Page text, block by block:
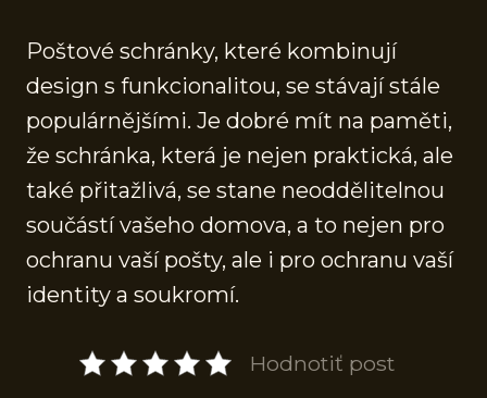
Poštové schránky, které kombinují
design s funkcionalitou, se stávají stále
populárnějšími. Je dobré mít na paměti,
že schránka, která je nejen praktická, ale
také přitažlivá, se stane neoddělitelnou
součástí vašeho domova, a to nejen pro
ochranu vaší pošty, ale i pro ochranu vaší
identity a soukromí.
Hodnotiť post